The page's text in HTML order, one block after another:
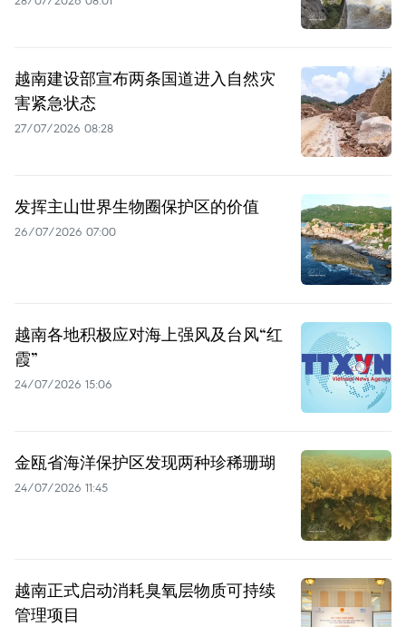
越南建设部宣布两条国道进入自然灾
害紧急状态
27/07/2026 08:28
发挥主山世界生物圈保护区的价值
26/07/2026 07:00
越南各地积极应对海上强风及台风“红
霞”
24/07/2026 15:06
金瓯省海洋保护区发现两种珍稀珊瑚
24/07/2026 11:45
越南正式启动消耗臭氧层物质可持续
管理项目